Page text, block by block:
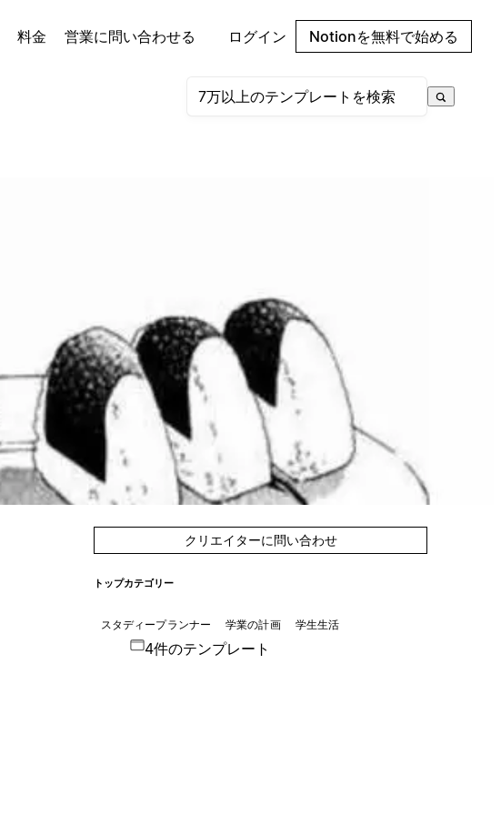
料金 営業に問い合わせる ログイン Notionを無料で始める
クリエイターに問い合わせ
トップカテゴリー
スタディープランナー 学業の計画 学生生活
4件のテンプレート